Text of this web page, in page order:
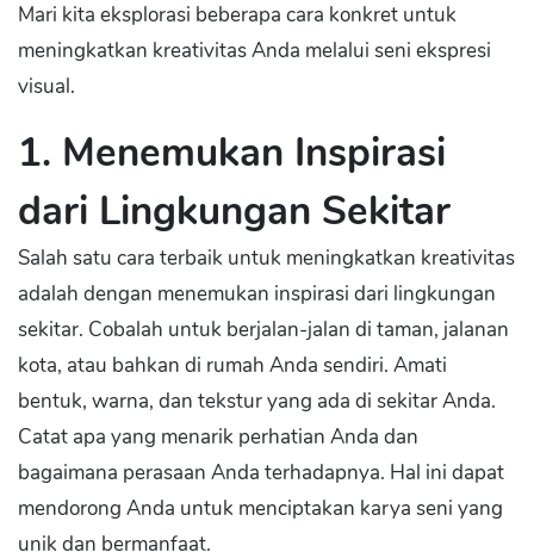
Mari kita eksplorasi beberapa cara konkret untuk
meningkatkan kreativitas Anda melalui seni ekspresi
visual.
1. Menemukan Inspirasi
dari Lingkungan Sekitar
Salah satu cara terbaik untuk meningkatkan kreativitas
adalah dengan menemukan inspirasi dari lingkungan
sekitar. Cobalah untuk berjalan-jalan di taman, jalanan
kota, atau bahkan di rumah Anda sendiri. Amati
bentuk, warna, dan tekstur yang ada di sekitar Anda.
Catat apa yang menarik perhatian Anda dan
bagaimana perasaan Anda terhadapnya. Hal ini dapat
mendorong Anda untuk menciptakan karya seni yang
unik dan bermanfaat.